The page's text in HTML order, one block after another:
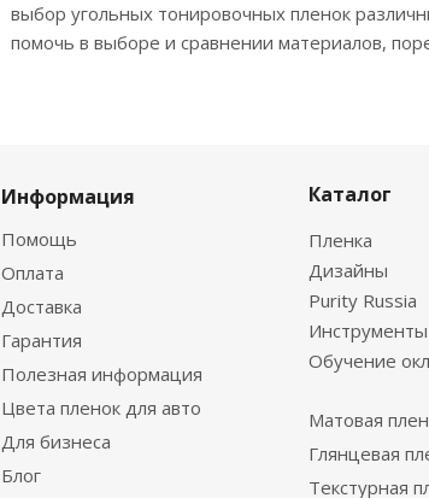
выбор угольных тонировочных пленок
помочь в выборе и сравнении материалов,
Информация
Помощь
Оплата
Доставка
Гарантия
Полезная информация
Цвета пленок для авто
Для бизнеса
Блог
Каталог
Пленка
Дизайны
Purity Russia
Инструменты
Обучение
Матовая
Глянцевая
Текстурная